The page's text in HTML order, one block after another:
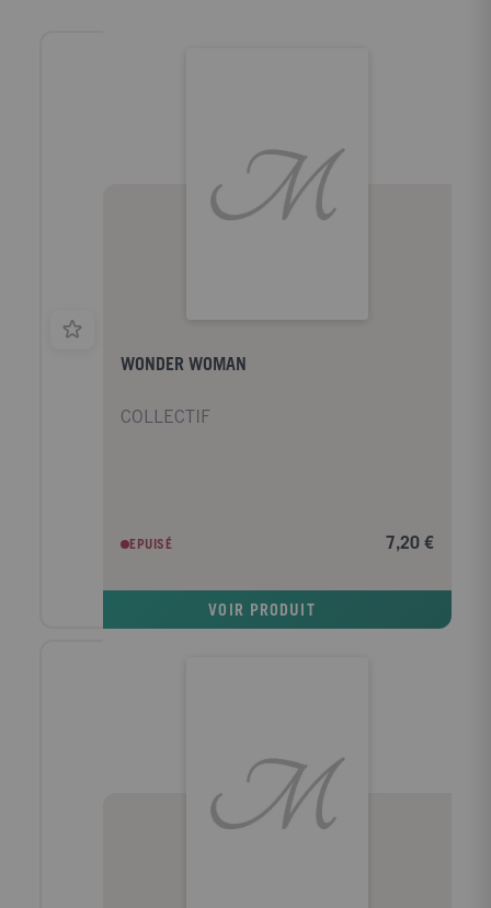
WONDER WOMAN
COLLECTIF
EPUISÉ 7,20 €
VOIR PRODUIT